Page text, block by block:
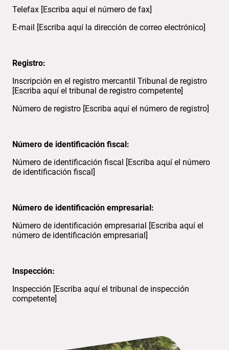
Telefax [Escriba aquí el número de fax]
E-mail [Escriba aquí la dirección de correo electrónico]
Registro:
Inscripción en el registro mercantil Tribunal de registro
[Escriba aquí el tribunal de registro competente]
Número de registro [Escriba aquí el número de registro]
Número de identificación fiscal:
Número de identificación fiscal [Escriba aquí el número
de identificación fiscal]
Número de identificación empresarial:
Número de identificación empresarial [Escriba aquí el
número de identificación empresarial]
Inspección:
Inspección [Escriba aquí el tribunal de inspección
competente]